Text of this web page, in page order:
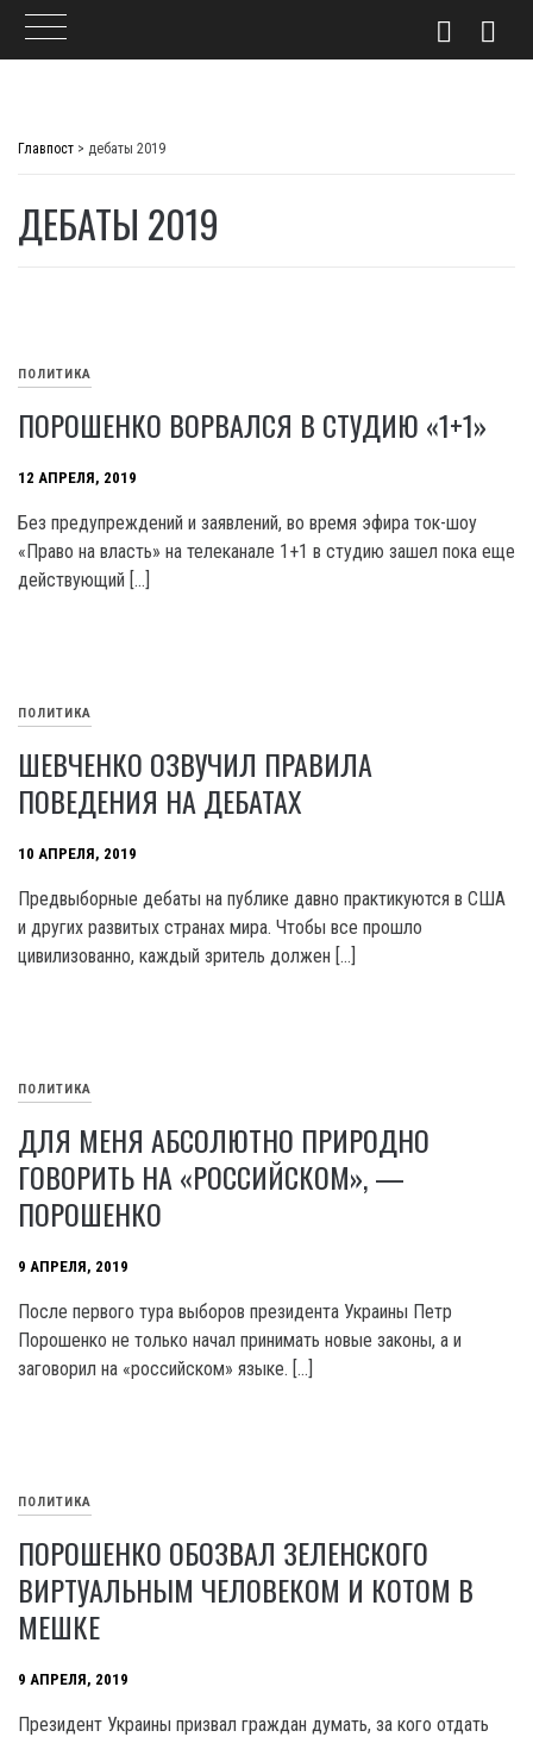
Главпост > дебаты 2019
ДЕБАТЫ 2019
ПОЛИТИКА
ПОРОШЕНКО ВОРВАЛСЯ В СТУДИЮ «1+1»
12 АПРЕЛЯ, 2019
Без предупреждений и заявлений, во время эфира ток-шоу
«Право на власть» на телеканале 1+1 в студию зашел пока еще
действующий […]
ПОЛИТИКА
ШЕВЧЕНКО ОЗВУЧИЛ ПРАВИЛА
ПОВЕДЕНИЯ НА ДЕБАТАХ
10 АПРЕЛЯ, 2019
Предвыборные дебаты на публике давно практикуются в США
и других развитых странах мира. Чтобы все прошло
цивилизованно, каждый зритель должен […]
ПОЛИТИКА
ДЛЯ МЕНЯ АБСОЛЮТНО ПРИРОДНО
ГОВОРИТЬ НА «РОССИЙСКОМ», —
ПОРОШЕНКО
9 АПРЕЛЯ, 2019
После первого тура выборов президента Украины Петр
Порошенко не только начал принимать новые законы, а и
заговорил на «российском» языке. […]
ПОЛИТИКА
ПОРОШЕНКО ОБОЗВАЛ ЗЕЛЕНСКОГО
ВИРТУАЛЬНЫМ ЧЕЛОВЕКОМ И КОТОМ В
МЕШКЕ
9 АПРЕЛЯ, 2019
Президент Украины призвал граждан думать, за кого отдать